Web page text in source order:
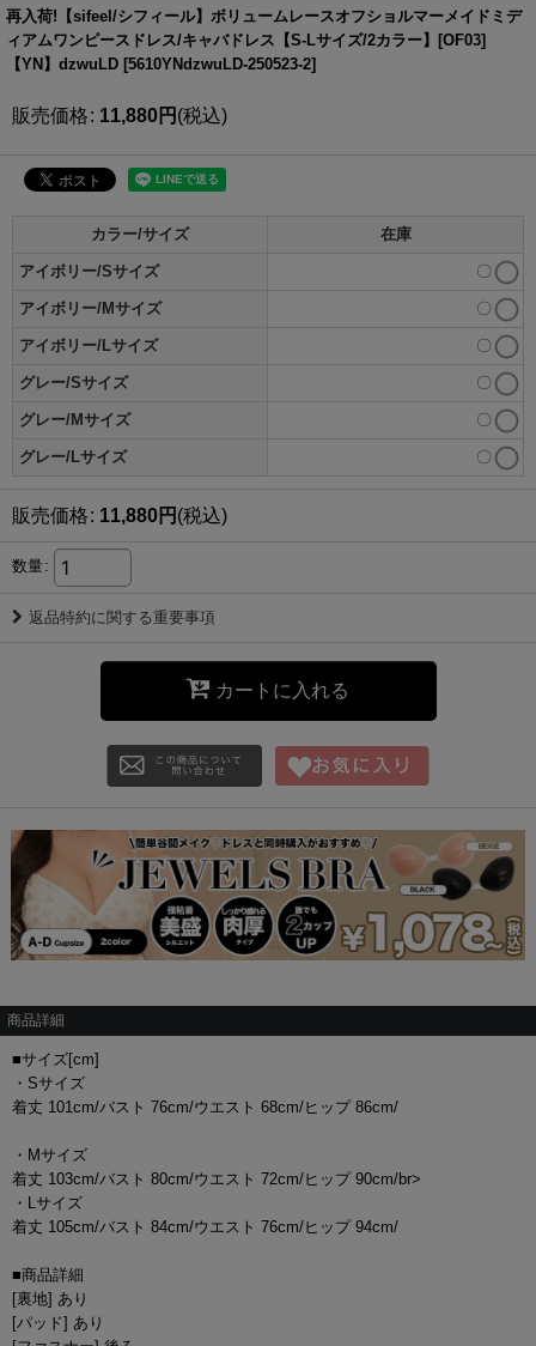
再入荷!【sifeel/シフィール】ボリュームレースオフショルマーメイドミデ
ィアムワンピースドレス/キャバドレス【S-Lサイズ/2カラー】[OF03]
【YN】dzwuLD [5610YNdzwuLD-250523-2]
販売価格: 11,880円 (税込)
カラー/サイズ 在庫
アイボリー/Sサイズ 〇
アイボリー/Mサイズ 〇
アイボリー/Lサイズ 〇
グレー/Sサイズ 〇
グレー/Mサイズ 〇
グレー/Lサイズ 〇
販売価格: 11,880円 (税込)
数量:
返品特約に関する重要事項
カートに入れる
商品詳細
■サイズ[cm]
・Sサイズ
着丈 101cm/バスト 76cm/ウエスト 68cm/ヒップ 86cm/
・Mサイズ
着丈 103cm/バスト 80cm/ウエスト 72cm/ヒップ 90cm/br>
・Lサイズ
着丈 105cm/バスト 84cm/ウエスト 76cm/ヒップ 94cm/
■商品詳細
[裏地] あり
[パッド] あり